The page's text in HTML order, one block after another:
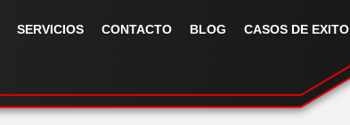
SERVICIOS CONTACTO BLOG CASOS DE EXITO